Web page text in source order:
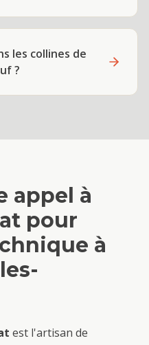
les collines de
?
appel à
pour
à
est l'artisan de